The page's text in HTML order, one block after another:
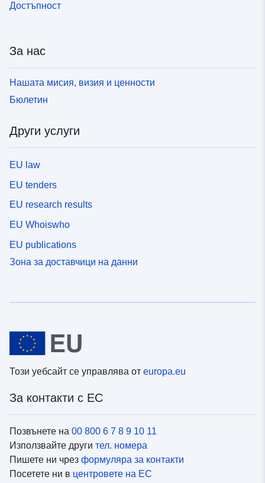
Достъпност
За нас
Нашата мисия, визия и ценности
Бюлетин
Други услуги
EU law
EU tenders
EU research results
EU Whoiswho
EU publications
Зона за доставчици на данни
Този уебсайт се управлява от europa.eu
За контакти с ЕС
Позвънете на 00 800 6 7 8 9 10 11
Използвайте други тел. номера
Пишете ни чрез формуляра за контакти
Посетете ни в центровете на ЕС